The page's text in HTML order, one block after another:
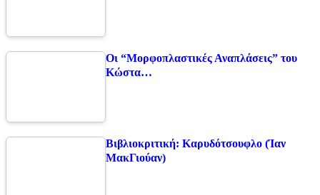
Οι “Μορφοπλαστικές Αναπλάσεις” του
Κώστα…
Βιβλιοκριτική: Καρυδότσουφλο (Ίαν
ΜακΓιούαν)